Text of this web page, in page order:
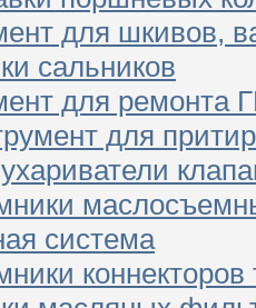
для шкивов,
сальников
для ремонта
для
система